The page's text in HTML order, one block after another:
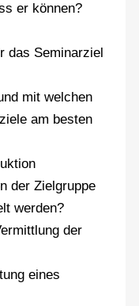
er können?
das Seminarziel
mit welchen
am besten
der Zielgruppe
werden?
der
eines